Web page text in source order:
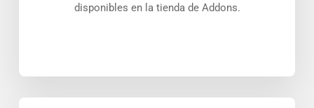
disponibles en la tienda de Addons.